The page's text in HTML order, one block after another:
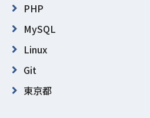
PHP
MySQL
Linux
Git
東京都